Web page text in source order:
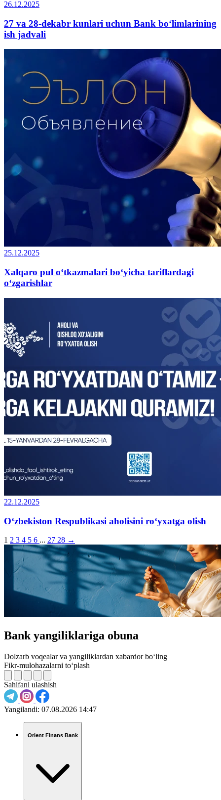
26.12.2025
27 va 28-dekabr kunlari uchun Bank bo‘limlarining
ish jadvali
25.12.2025
Xalqaro pul o‘tkazmalari bo‘yicha tariflardagi
o‘zgarishlar
22.12.2025
O‘zbekiston Respublikasi aholisini ro‘yxatga olish
1 2 3 4 5 6 ... 27 28 →
Bank yangiliklariga obuna
Dolzarb voqealar va yangiliklardan xabardor bo‘ling
Fikr-mulohazalarni to‘plash
Sahifani ulashish
Yangilandi: 07.08.2026 14:47
Orient Finans Bank